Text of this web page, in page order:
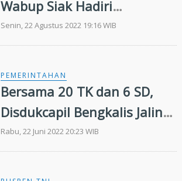
Wabup Siak Hadiri
Sosialisasi Penilaian
Pelayanan Publik
Senin, 22 Agustus 2022 19:16 WIB
PEMERINTAHAN
Bersama 20 TK dan 6 SD,
Disdukcapil Bengkalis Jalin
Kerjasama Pelayanan
Dokumen Kependudukan
Rabu, 22 Juni 2022 20:23 WIB